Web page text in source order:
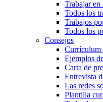
Trabajar en
Todos los
Trabajos
Todos los
Consejos
Currículum
Ejemplos
Carta de
Entrevista
Las redes
Plantilla